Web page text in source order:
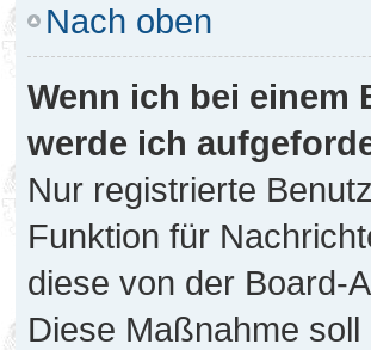
Nach oben
Wenn ich bei einem
werde ich
Nur registrierte
Funktion für
diese von der Board-
Diese Maßnahme